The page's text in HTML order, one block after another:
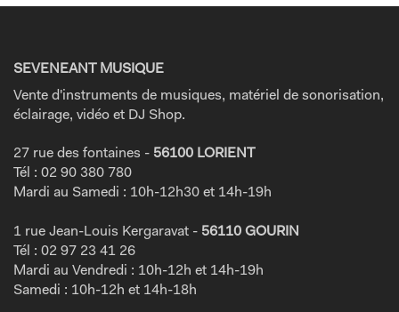
SEVENEANT MUSIQUE
Vente d'instruments de musiques, matériel de sonorisation,
éclairage, vidéo et DJ Shop.
27 rue des fontaines - 56100 LORIENT
Tél : 02 90 380 780
Mardi au Samedi : 10h-12h30 et 14h-19h
1 rue Jean-Louis Kergaravat - 56110 GOURIN
Tél : 02 97 23 41 26
Mardi au Vendredi : 10h-12h et 14h-19h
Samedi : 10h-12h et 14h-18h